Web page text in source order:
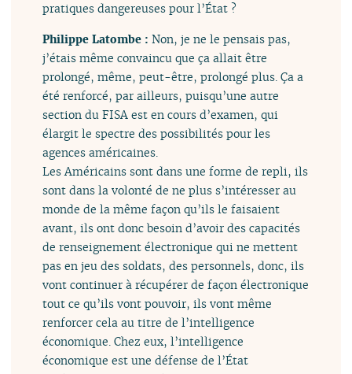
pratiques dangereuses pour l’État ?
Philippe Latombe :Non, je ne le pensais pas,
j’étais même convaincu que ça allait être
prolongé, même, peut-être, prolongé plus. Ça a
été renforcé, par ailleurs, puisqu’une autre
section du FISA est en cours d’examen, qui
élargit le spectre des possibilités pour les
agences américaines.
Les Américains sont dans une forme de repli, ils
sont dans la volonté de ne plus s’intéresser au
monde de la même façon qu’ils le faisaient
avant, ils ont donc besoin d’avoir des capacités
de renseignement électronique qui ne mettent
pas en jeu des soldats, des personnels, donc, ils
vont continuer à récupérer de façon électronique
tout ce qu’ils vont pouvoir, ils vont même
renforcer cela au titre de l’intelligence
économique. Chez eux, l’intelligence
économique est une défense de l’État